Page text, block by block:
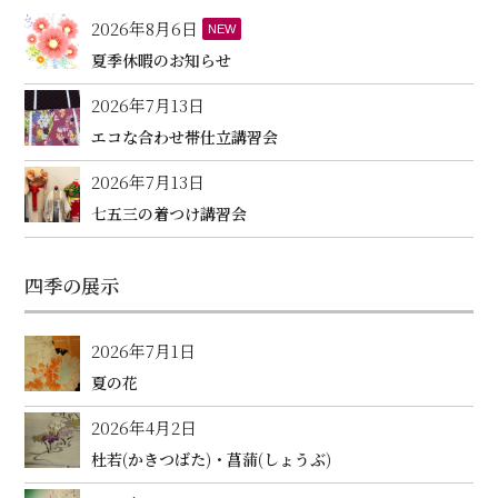
2026年8月6日 NEW
夏季休暇のお知らせ
2026年7月13日
エコな合わせ帯仕立講習会
2026年7月13日
七五三の着つけ講習会
四季の展示
2026年7月1日
夏の花
2026年4月2日
杜若(かきつばた)・菖蒲(しょうぶ)